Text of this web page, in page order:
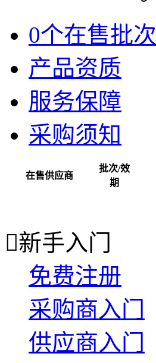
0个在售批次
产品资质
服务保障
采购须知
在售供应商
批次/效
期
新手入门
免费注册
采购商入门
供应商入门